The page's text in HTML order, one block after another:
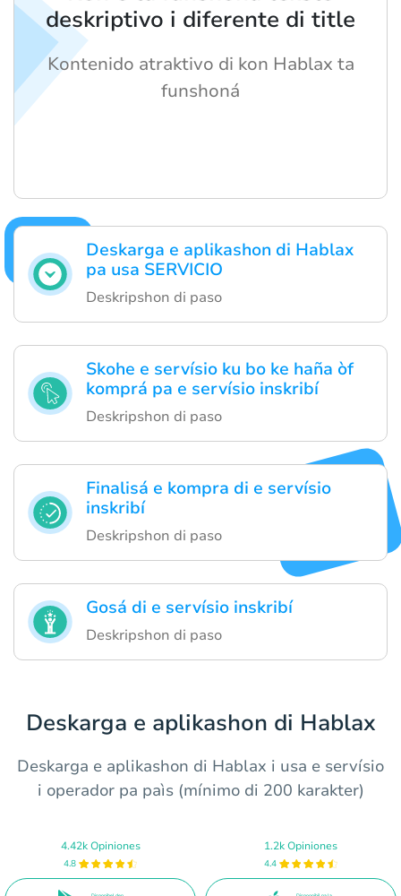
Deskarga e aplikashon di Hablax
pa usa SERVICIO
Deskripshon di paso
Skohe e servísio ku bo ke haña òf
komprá pa e servísio inskribí
Deskripshon di paso
Finalisá e kompra di e servísio
inskribí
Deskripshon di paso
Gosá di e servísio inskribí
Deskripshon di paso
deskriptivo i diferente di title
Kontenido atraktivo di kon Hablax ta
funshoná
Deskarga e aplikashon di Hablax
Deskarga e aplikashon di Hablax i usa e servísio
i operador pa paìs (mínimo di 200 karakter)
4.42k Opiniones
4.8
1.2k Opiniones
4.4